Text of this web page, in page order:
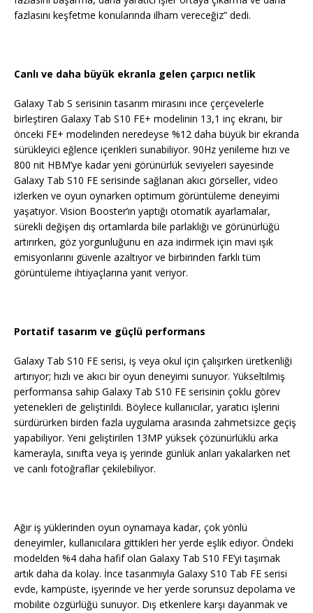
fazlasını keşfetme konularında ilham vereceğiz” dedi.
Canlı ve daha büyük ekranla gelen çarpıcı netlik
Galaxy Tab S serisinin tasarım mirasını ince çerçevelerle
birleştiren Galaxy Tab S10 FE+ modelinin 13,1 inç ekranı, bir
önceki FE+ modelinden neredeyse %12 daha büyük bir ekranda
sürükleyici eğlence içerikleri sunabiliyor. 90Hz yenileme hızı ve
800 nit HBM’ye kadar yeni görünürlük seviyeleri sayesinde
Galaxy Tab S10 FE serisinde sağlanan akıcı görseller, video
izlerken ve oyun oynarken optimum görüntüleme deneyimi
yaşatıyor. Vision Booster’ın yaptığı otomatik ayarlamalar,
sürekli değişen dış ortamlarda bile parlaklığı ve görünürlüğü
artırırken, göz yorgunluğunu en aza indirmek için mavi ışık
emisyonlarını güvenle azaltıyor ve birbirinden farklı tüm
görüntüleme ihtiyaçlarına yanıt veriyor.
Portatif tasarım ve güçlü performans
Galaxy Tab S10 FE serisi, iş veya okul için çalışırken üretkenliği
artırıyor; hızlı ve akıcı bir oyun deneyimi sunuyor. Yükseltilmiş
performansa sahip Galaxy Tab S10 FE serisinin çoklu görev
yetenekleri de geliştirildi. Böylece kullanıcılar, yaratıcı işlerini
sürdürürken birden fazla uygulama arasında zahmetsizce geçiş
yapabiliyor. Yeni geliştirilen 13MP yüksek çözünürlüklü arka
kamerayla, sınıfta veya iş yerinde günlük anları yakalarken net
ve canlı fotoğraflar çekilebiliyor.
Ağır iş yüklerinden oyun oynamaya kadar, çok yönlü
deneyimler, kullanıcılara gittikleri her yerde eşlik ediyor. Öndeki
modelden %4 daha hafif olan Galaxy Tab S10 FE’yi taşımak
artık daha da kolay. İnce tasarımıyla Galaxy S10 Tab FE serisi
evde, kampüste, işyerinde ve her yerde sorunsuz depolama ve
mobilite özgürlüğü sunuyor. Dış etkenlere karşı dayanmak ve